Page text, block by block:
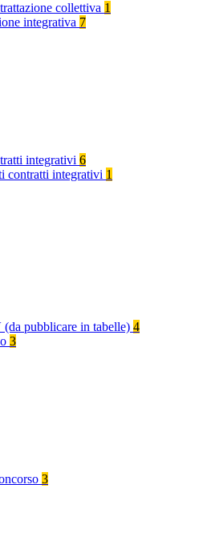
collettiva 1
integrativa 7
integrativi 6
contratti integrativi 1
pubblicare in tabelle) 4
3
3